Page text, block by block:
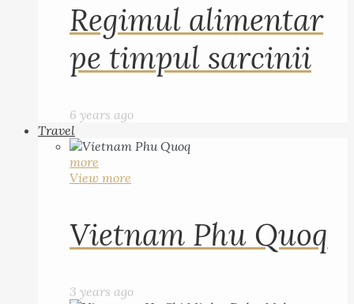
Regimul alimentar
pe timpul sarcinii
6 years ago
Travel
more
View more
Vietnam Phu Quoq
3 years ago